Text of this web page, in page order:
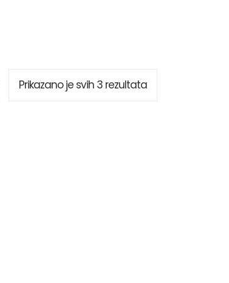
Prikazano je svih 3 rezultataSortirano